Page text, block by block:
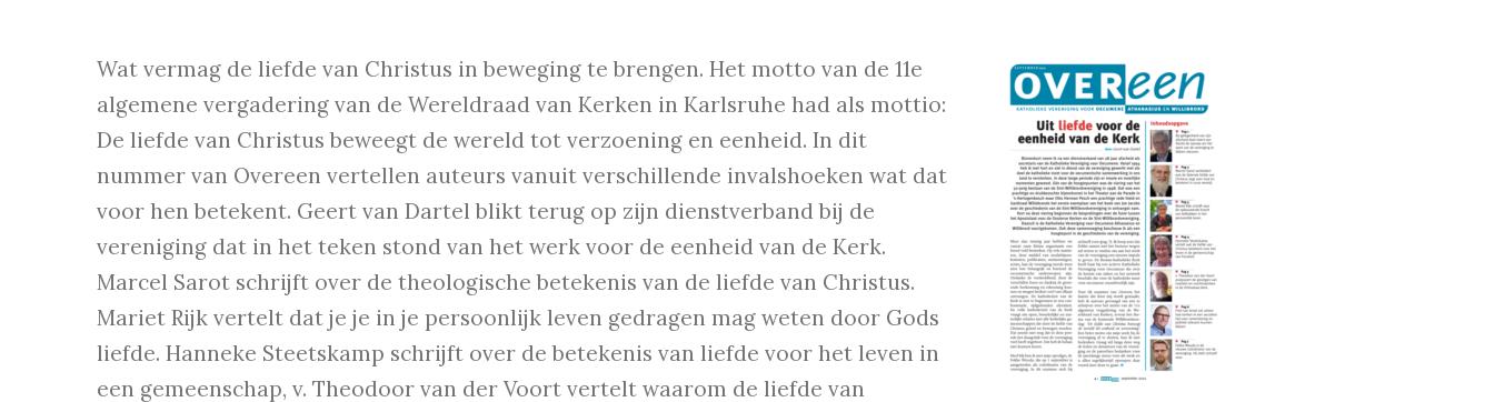
Wat vermag de liefde van Christus in beweging te brengen. Het motto van de 11e
algemene vergadering van de Wereldraad van Kerken in Karlsruhe had als mottio:
De liefde van Christus beweegt de wereld tot verzoening en eenheid. In dit
nummer van Overeen vertellen auteurs vanuit verschillende invalshoeken wat dat
voor hen betekent. Geert van Dartel blikt terug op zijn dienstverband bij de
vereniging dat in het teken stond van het werk voor de eenheid van de Kerk.
Marcel Sarot schrijft over de theologische betekenis van de liefde van Christus.
Mariet Rijk vertelt dat je je in je persoonlijk leven gedragen mag weten door Gods
liefde. Hanneke Steetskamp schrijft over de betekenis van liefde voor het leven in
een gemeenschap, v. Theodoor van der Voort vertelt waarom de liefde van